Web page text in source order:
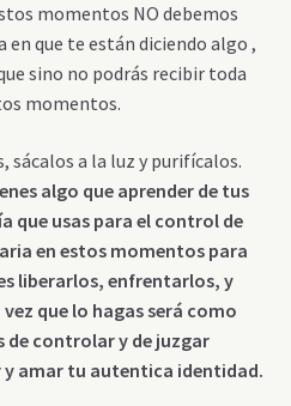
momentos NO debemos
que te están diciendo algo ,
sino no podrás recibir toda
momentos.
a la luz y purifícalos.
algo que aprender de tus
que usas para el control de
en estos momentos para
liberarlos, enfrentarlos, y
que lo hagas será como
controlar y de juzgar
y amar tu autentica identidad.